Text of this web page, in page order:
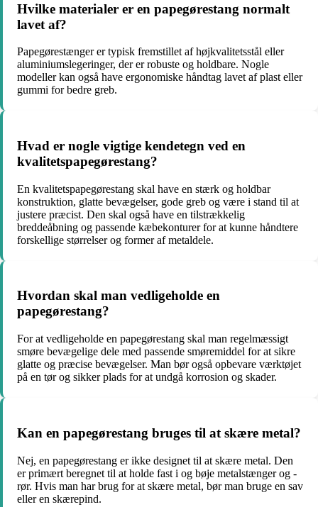
Hvilke materialer er en papegørestang normalt
lavet af?
Papegørestænger er typisk fremstillet af højkvalitetsstål eller
aluminiumslegeringer, der er robuste og holdbare. Nogle
modeller kan også have ergonomiske håndtag lavet af plast eller
gummi for bedre greb.
Hvad er nogle vigtige kendetegn ved en
kvalitetspapegørestang?
En kvalitetspapegørestang skal have en stærk og holdbar
konstruktion, glatte bevægelser, gode greb og være i stand til at
justere præcist. Den skal også have en tilstrækkelig
breddeåbning og passende kæbekonturer for at kunne håndtere
forskellige størrelser og former af metaldele.
Hvordan skal man vedligeholde en
papegørestang?
For at vedligeholde en papegørestang skal man regelmæssigt
smøre bevægelige dele med passende smøremiddel for at sikre
glatte og præcise bevægelser. Man bør også opbevare værktøjet
på en tør og sikker plads for at undgå korrosion og skader.
Kan en papegørestang bruges til at skære metal?
Nej, en papegørestang er ikke designet til at skære metal. Den
er primært beregnet til at holde fast i og bøje metalstænger og -
rør. Hvis man har brug for at skære metal, bør man bruge en sav
eller en skærepind.